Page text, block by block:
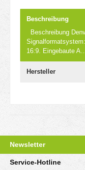
Beschreibung
Beschreibung
16:9. Eingebaute A…
Hersteller
Newsletter
Service-Hotline